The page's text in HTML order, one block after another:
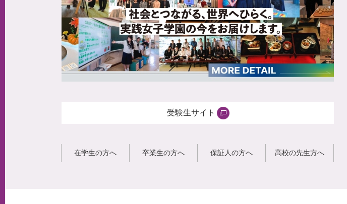
受験生サイト
在学生の方へ 卒業生の方へ 保証人の方へ 高校の先生方へ